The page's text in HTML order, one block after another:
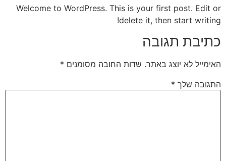
Welcome to WordPress. This is your first post. Edit or
delete it, then start writing!
כתיבת תגובה
האימייל לא יוצג באתר. שדות החובה מסומנים *
התגובה שלך *